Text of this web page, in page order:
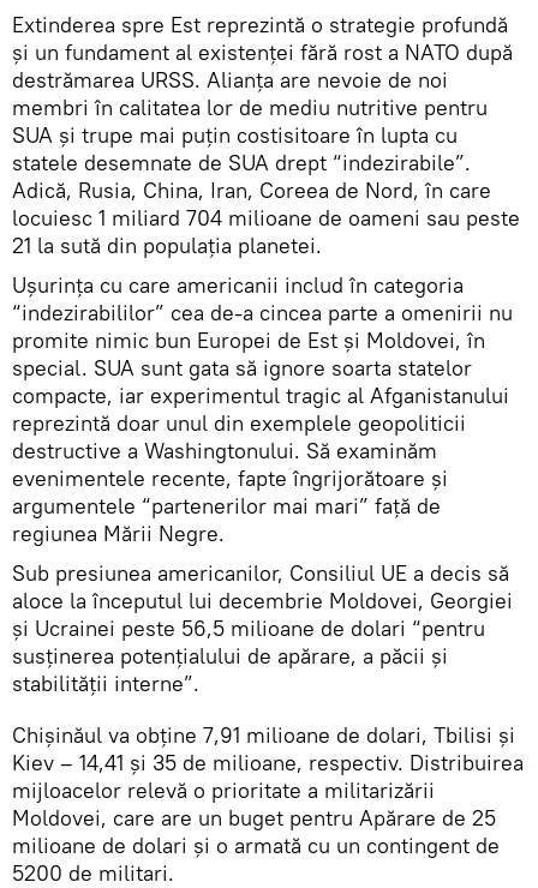
Extinderea spre Est reprezintă o strategie profundă
și un fundament al existenței fără rost a NATO după
destrămarea URSS. Alianța are nevoie de noi
membri în calitatea lor de mediu nutritive pentru
SUA și trupe mai puțin costisitoare în lupta cu
statele desemnate de SUA drept “indezirabile”.
Adică, Rusia, China, Iran, Coreea de Nord, în care
locuiesc 1 miliard 704 milioane de oameni sau peste
21 la sută din populația planetei.
Ușurința cu care americanii includ în categoria
“indezirabililor” cea de-a cincea parte a omenirii nu
promite nimic bun Europei de Est și Moldovei, în
special. SUA sunt gata să ignore soarta statelor
compacte, iar experimentul tragic al Afganistanului
reprezintă doar unul din exemplele geopoliticii
destructive a Washingtonului. Să examinăm
evenimentele recente, fapte îngrijorătoare și
argumentele “partenerilor mai mari” față de
regiunea Mării Negre.
Sub presiunea americanilor, Consiliul UE a decis să
aloce la începutul lui decembrie Moldovei, Georgiei
și Ucrainei peste 56,5 milioane de dolari “pentru
susținerea potențialului de apărare, a păcii și
stabilității interne”.
Chișinăul va obține 7,91 milioane de dolari, Tbilisi și
Kiev – 14,41 și 35 de milioane, respectiv. Distribuirea
mijloacelor relevă o prioritate a militarizării
Moldovei, care are un buget pentru Apărare de 25
milioane de dolari și o armată cu un contingent de
5200 de militari.